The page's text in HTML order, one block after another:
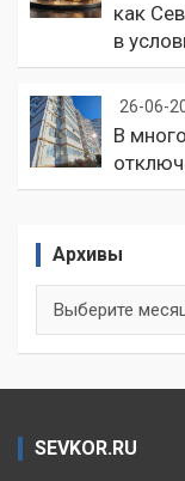
как
в
26-06-
В
Архивы
SEVKOR.RU